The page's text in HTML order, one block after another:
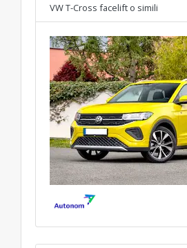
VW T-Cross facelift o simili